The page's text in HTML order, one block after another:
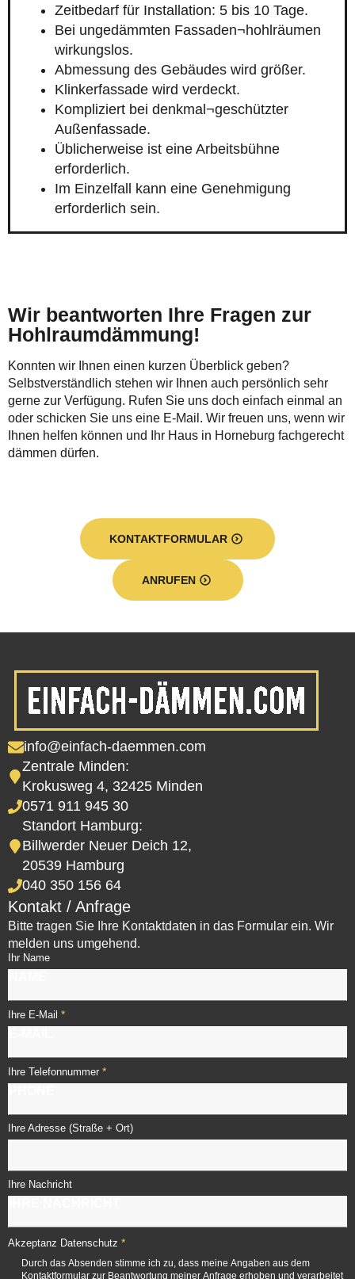
Zeitbedarf für Installation: 5 bis 10 Tage.
Bei ungedämmten Fassaden¬hohlräumen
wirkungslos.
Abmessung des Gebäudes wird größer.
Klinkerfassade wird verdeckt.
Kompliziert bei denkmal¬geschützter
Außenfassade.
Üblicherweise ist eine Arbeitsbühne
erforderlich.
Im Einzelfall kann eine Genehmigung
erforderlich sein.
Wir beantworten Ihre Fragen zur
Hohlraumdämmung!
Konnten wir Ihnen einen kurzen Überblick geben?
Selbstverständlich stehen wir Ihnen auch persönlich sehr
gerne zur Verfügung. Rufen Sie uns doch einfach einmal an
oder schicken Sie uns eine E-Mail. Wir freuen uns, wenn wir
Ihnen helfen können und Ihr Haus in Horneburg fachgerecht
dämmen dürfen.
KONTAKTFORMULAR
ANRUFEN
info@einfach-daemmen.com
Zentrale Minden:
Krokusweg 4, 32425 Minden
0571 911 945 30
Standort Hamburg:
Billwerder Neuer Deich 12,
20539 Hamburg
040 350 156 64
Kontakt / Anfrage
Bitte tragen Sie Ihre Kontaktdaten in das Formular ein. Wir
melden uns umgehend.
Ihr Name
Ihre E-Mail *
Ihre Telefonnummer *
Ihre Adresse (Straße + Ort)
Ihre Nachricht
Akzeptanz Datenschutz *
Durch das Absenden stimme ich zu, dass meine Angaben aus dem
Kontaktformular zur Beantwortung meiner Anfrage erhoben und verarbeitet